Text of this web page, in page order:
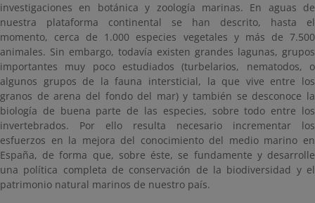
investigaciones en botánica y zoología marinas. En aguas de
nuestra plataforma continental se han descrito, hasta el
momento, cerca de 1.000 especies vegetales y más de 7.500
animales. Sin embargo, todavía existen grandes lagunas, grupos
importantes muy poco estudiados (turbelarios, nematodos, o
algunos grupos de la fauna intersticial, la que vive entre los
granos de arena del fondo del mar) y también se desconoce la
biología de buena parte de las especies, sobre todo entre los
invertebrados. Por ello resulta necesario incrementar los
esfuerzos en la mejora del conocimiento del medio marino en
España, de forma que, sobre éste, se fundamente y desarrolle
una política completa de conservación de la biodiversidad y el
patrimonio natural marinos de nuestro país.